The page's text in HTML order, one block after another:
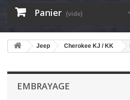
Panier (vide)
Jeep Cherokee KJ / KK
EMBRAYAGE